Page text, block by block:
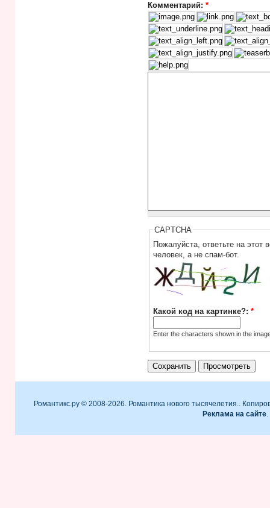
Комментарий: *
CAPTCHA
Пожалуйста, ответьте на этот
человек, а не спам-бот.
Какой код на картинке?:*
Enter the characters shown in the
Романтикс.ру © 2008-2026. Романтика нового тысячелетия..
Реклама на сайте